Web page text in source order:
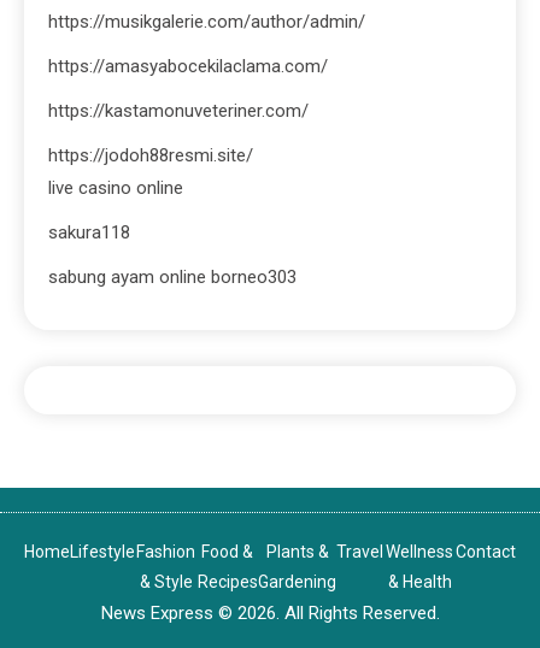
https://musikgalerie.com/author/admin/
https://amasyabocekilaclama.com/
https://kastamonuveteriner.com/
https://jodoh88resmi.site/
live casino online
sakura118
sabung ayam online borneo303
HomeLifestyle Fashion
& Style
Food &
Recipes
Plants &
Gardening
Travel Wellness
& Health
Contact
News Express © 2026. All Rights Reserved.